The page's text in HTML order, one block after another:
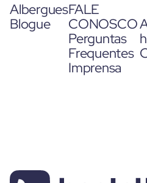
Albergues
Blogue
FALE
CONOSCO
Perguntas
Frequentes
Imprensa